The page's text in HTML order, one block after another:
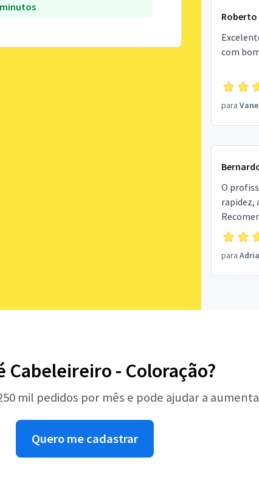
Roberto
com
para
O
rapidez,
para
Cabeleireiro - Coloração?
mil pedidos por mês e pode ajudar a
Quero me cadastrar